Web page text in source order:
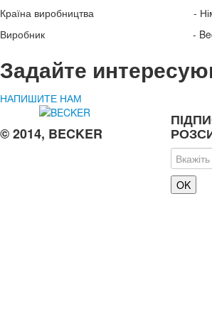
Країна виробництва -
Виробник -
Задайте
НАПИШИТЕ НАМ
© 2014, BECKER